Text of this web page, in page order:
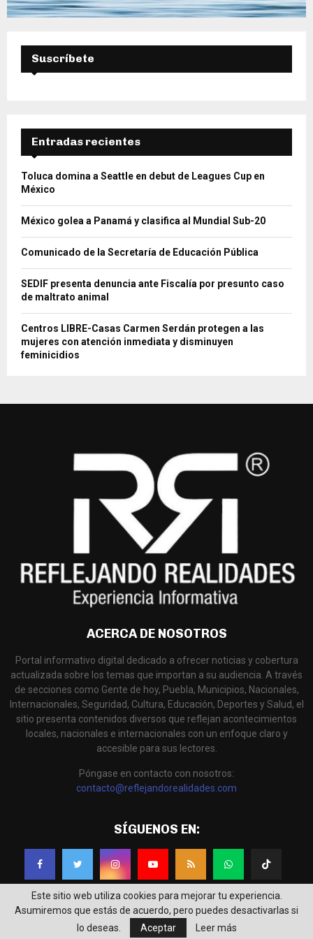
Suscríbete
Entradas recientes
Toluca domina a Seattle en debut de Leagues Cup en
México
México golea a Panamá y clasifica al Mundial Sub-20
Comunicado de la Secretaría de Educación Pública
SEDIF presenta denuncia ante Fiscalía por presunto caso
de maltrato animal
Centros LIBRE-Casas Carmen Serdán protegen a las
mujeres con atención inmediata y disminuyen
feminicidios
ACERCA DE NOSOTROS
Portal informativo digital dedicado a ofrecer noticias y cobertura
actualizada sobre los temas que importan a su audiencia. A través
de secciones como Gente de hoy, Puebla, Municipios, Nacionales,
Internacionales, Seguridad, Cultura, Educación, Deportes y Salud, el
sitio presenta contenidos diversos que reflejan acontecimientos
locales, nacionales e internacionales con un enfoque claro y
accesible para sus lectores.
Póngase en contacto con nosotros:
contacto@reflejandorealidades.com
SÍGUENOS EN:
@2025 - Reflejando Realidades. Diseñado porIdeoLógika
Este sitio web utiliza cookies para mejorar tu experiencia.
Asumiremos que estás de acuerdo, pero puedes desactivarlas si
lo deseas.
Aceptar Leer más